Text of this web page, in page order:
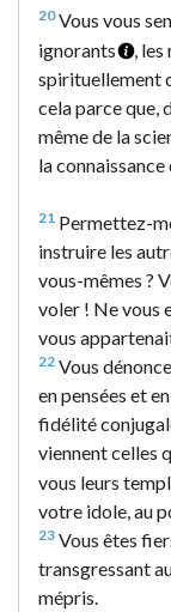
20Vous vous
ignorants
, les
spirituellement
cela parce que,
même de la
la connaissance
21 Permettez-
instruire les
vous-mêmes ?
voler ! Ne vous
vous
22 Vous
en pensées et
fidélité
viennent celles
vous leurs
votre idole, au
23 Vous êtes
transgressant
mépris.